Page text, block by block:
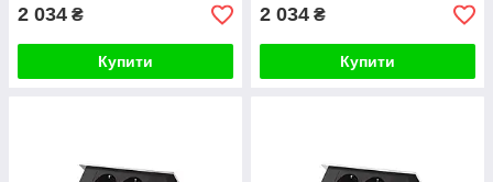
2 034 ₴
Купити
2 034 ₴
Купити